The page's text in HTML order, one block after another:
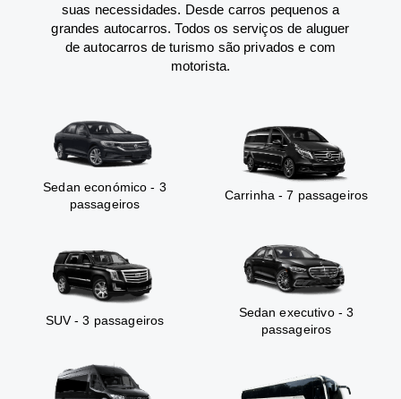
suas necessidades. Desde carros pequenos a
grandes autocarros. Todos os serviços de aluguer
de autocarros de turismo são privados e com
motorista.
Sedan económico - 3
passageiros
Carrinha - 7 passageiros
SUV - 3 passageiros
Sedan executivo - 3
passageiros